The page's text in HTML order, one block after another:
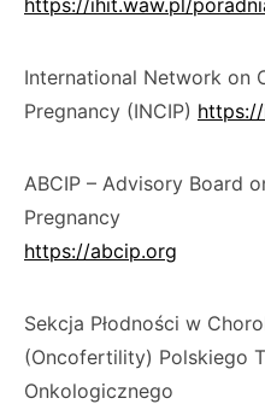
https://ihit.waw.pl/
International Network on
Pregnancy (INCIP)
ABCIP – Advisory Board
Pregnancy
https://abcip.org
Sekcja Płodności w
(Oncofertility) Polskiego
Onkologicznego